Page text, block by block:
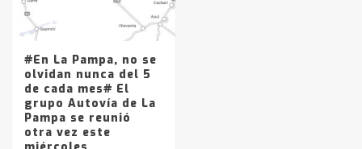
#En La Pampa, no se
olvidan nunca del 5
de cada mes# El
grupo Autovía de La
Pampa se reunió
otra vez este